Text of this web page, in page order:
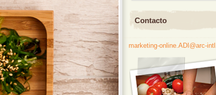
Contacto
marketing-online.ADI@arc-